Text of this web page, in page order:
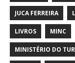
JUCA FERREIRA
LIVROS MINC
MINISTÉRIO DO